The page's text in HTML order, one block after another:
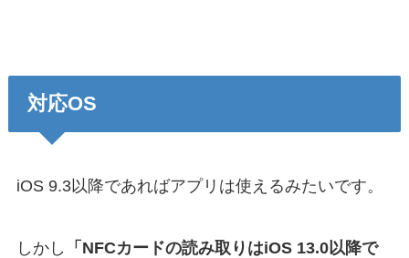
対応OS
iOS 9.3以降であればアプリは使えるみたいです。
しかし
「NFCカードの読み取りはiOS 13.0以降で